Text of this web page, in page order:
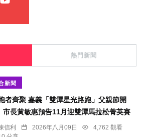
熱門新聞
新聞
者齊聚 嘉義「雙潭星光路跑」父親節開
市長黃敏惠預告11月迎雙潭馬拉松菁英賽
信利 2026年八月09日
4,762 觀看